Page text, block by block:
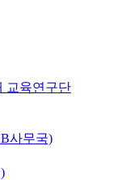
교육연구단
사무국)